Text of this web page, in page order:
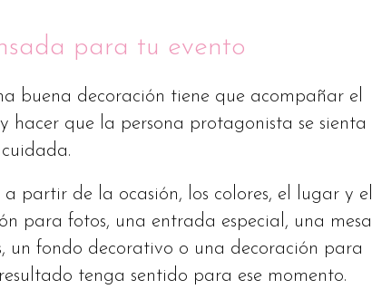
para tu evento
buena decoración tiene que acompañar el
hacer que la persona protagonista se sienta
cuidada.
partir de la ocasión, los colores, el lugar y el
para fotos, una entrada especial, una mesa
un fondo decorativo o una decoración para
tenga sentido para ese momento.